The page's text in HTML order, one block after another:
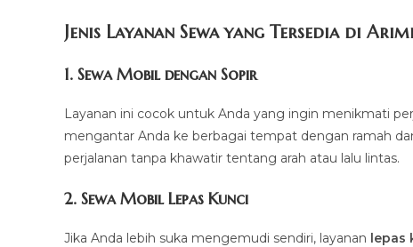
Jenis Layanan Sewa yang Tersedia di
1. Sewa Mobil dengan Sopir
Layanan ini cocok untuk Anda yang ingin menikmati
mengantar Anda ke berbagai tempat dengan ramah
perjalanan tanpa khawatir tentang arah atau lalu lintas.
2. Sewa Mobil Lepas Kunci
Jika Anda lebih suka mengemudi sendiri, layanan lepas